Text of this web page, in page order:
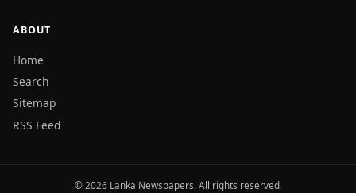
ABOUT
Home
Search
Sitemap
RSS Feed
© 2026 Lanka Newspapers. All rights reserved.